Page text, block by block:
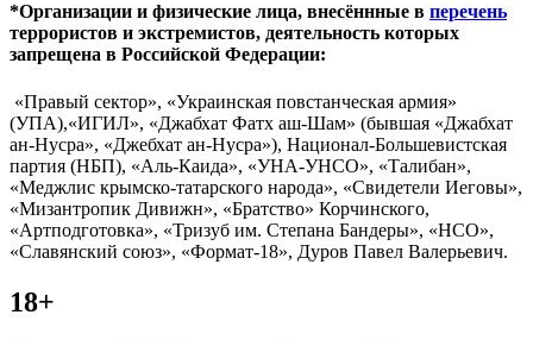
*Организации и физические лица, внесённные в перечень
террористов и экстремистов, деятельность которых
запрещена в Российской Федерации:
«Правый сектор», «Украинская повстанческая армия»
(УПА),«ИГИЛ», «Джабхат Фатх аш-Шам» (бывшая «Джабхат
ан-Нусра», «Джебхат ан-Нусра»), Национал-Большевистская
партия (НБП), «Аль-Каида», «УНА-УНСО», «Талибан»,
«Меджлис крымско-татарского народа», «Свидетели Иеговы»,
«Мизантропик Дивижн», «Братство» Корчинского,
«Артподготовка», «Тризуб им. Степана Бандеры», «НСО»,
«Славянский союз», «Формат-18», Дуров Павел Валерьевич.
18+